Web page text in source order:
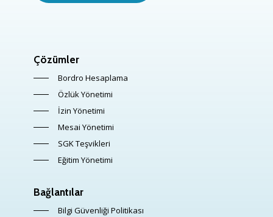
Çözümler
Bordro Hesaplama
Özlük Yönetimi
İzin Yönetimi
Mesai Yönetimi
SGK Teşvikleri
Eğitim Yönetimi
Bağlantılar
Bilgi Güvenliği Politikası